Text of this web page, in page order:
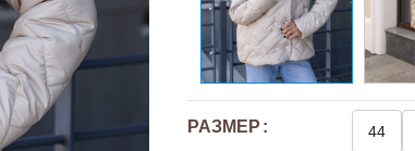
РАЗМЕР 44